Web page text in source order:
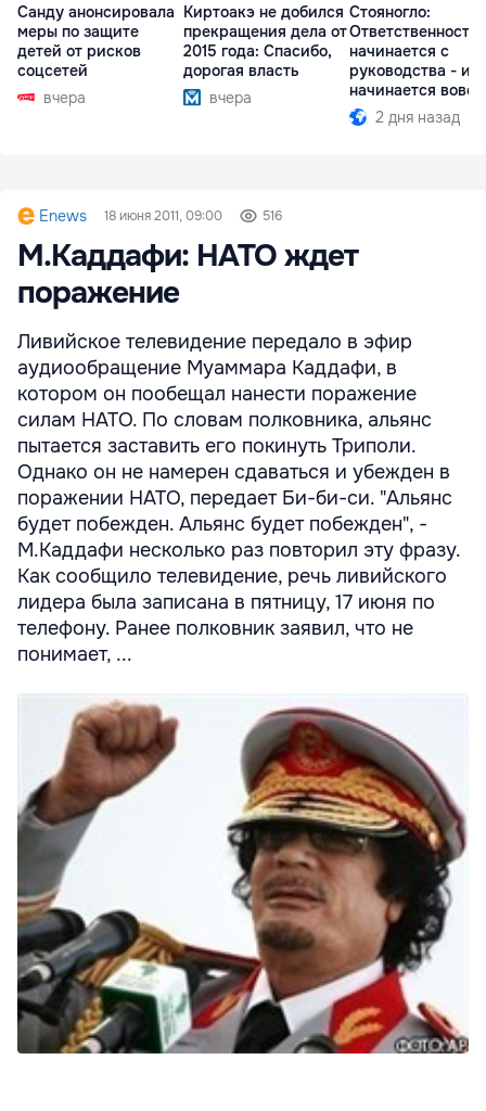
Санду анонсировала
меры по защите
детей от рисков
соцсетей
вчера
Киртоакэ не добился
прекращения дела от
2015 года: Спасибо,
дорогая власть
вчера
Стояногло:
Ответственность
начинается с
руководства -
начинается вовсе
2 дня назад
Enews 18 июня 2011, 09:00 516
М.Каддафи: НАТО ждет
поражение
Ливийское телевидение передало в эфир
аудиообращение Муаммара Каддафи, в
котором он пообещал нанести поражение
силам НАТО. По словам полковника, альянс
пытается заставить его покинуть Триполи.
Однако он не намерен сдаваться и убежден в
поражении НАТО, передает Би-би-си. "Альянс
будет побежден. Альянс будет побежден", -
М.Каддафи несколько раз повторил эту фразу.
Как сообщило телевидение, речь ливийского
лидера была записана в пятницу, 17 июня по
телефону. Ранее полковник заявил, что не
понимает, ...